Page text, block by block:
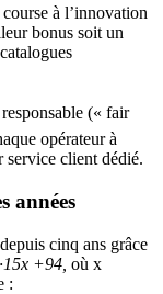
à l’innovation
bonus soit un
(« fair
opérateur à
service client dédié.
années
cinq ans grâce
+94, où x
: